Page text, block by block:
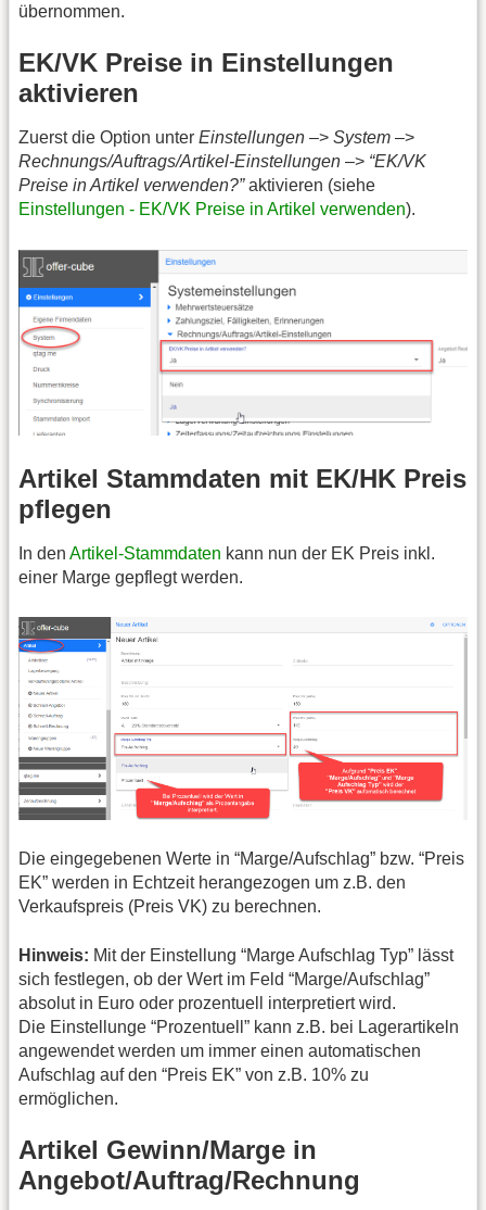
übernommen.
EK/VK Preise in Einstellungen
aktivieren
Zuerst die Option unter Einstellungen –> System –>
Rechnungs/Auftrags/Artikel-Einstellungen –> “EK/VK
Preise in Artikel verwenden?”aktivieren (siehe
Einstellungen - EK/VK Preise in Artikel verwenden).
Artikel Stammdaten mit EK/HK Preis
pflegen
In den Artikel-Stammdaten kann nun der EK Preis inkl.
einer Marge gepflegt werden.
Die eingegebenen Werte in “Marge/Aufschlag” bzw. “Preis
EK” werden in Echtzeit herangezogen um z.B. den
Verkaufspreis (Preis VK) zu berechnen.
Hinweis: Mit der Einstellung “Marge Aufschlag Typ” lässt
sich festlegen, ob der Wert im Feld “Marge/Aufschlag”
absolut in Euro oder prozentuell interpretiert wird.
Die Einstellunge “Prozentuell” kann z.B. bei Lagerartikeln
angewendet werden um immer einen automatischen
Aufschlag auf den “Preis EK” von z.B. 10% zu
ermöglichen.
Artikel Gewinn/Marge in
Angebot/Auftrag/Rechnung